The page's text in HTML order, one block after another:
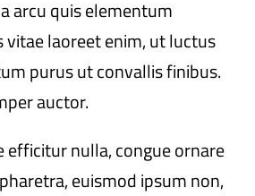
arcu quis elementum
vitae laoreet enim, ut luctus
purus ut convallis finibus.
auctor.
efficitur nulla, congue ornare
euismod ipsum non,